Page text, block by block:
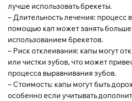
лучше использовать брекеты.
– Длительность лечения: процесс
помощью кап может занять
использованием брекетов.
– Риск отклеивания: капы могут
или чистки зубов, что может
процесса выравнивания зубов.
– Стоимость: капы могут быть
особенно если учитывать